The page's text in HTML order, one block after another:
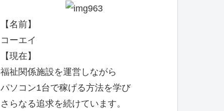
【名前】
コーエイ
【現在】
福祉関係施設を運営しながら
パソコン1台で稼げる方法を学び
さらなる追求を続けています。